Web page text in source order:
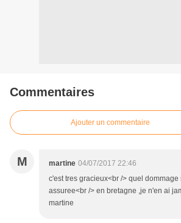
Commentaires
Ajouter un commentaire
M martine 04/07/2017 22:46
c'est tres gracieux<br /> quel
assuree<br /> en bretagne ,je n'en ai
martine